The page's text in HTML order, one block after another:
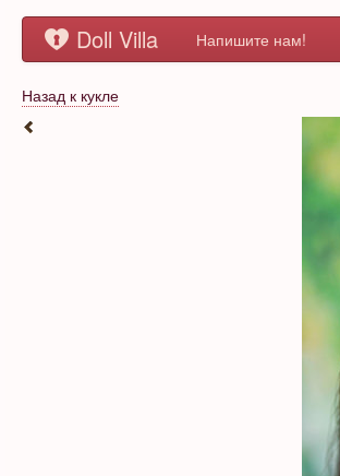
Doll Villa Напишите нам!
Назад к кукле